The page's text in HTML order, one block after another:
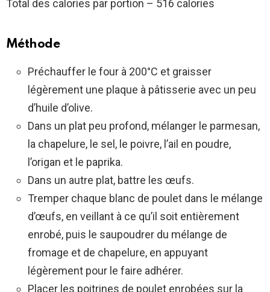
Total des calories par portion – 516 calories
Méthode
Préchauffer le four à 200°C et graisser
légèrement une plaque à pâtisserie avec un peu
d’huile d’olive.
Dans un plat peu profond, mélanger le parmesan,
la chapelure, le sel, le poivre, l’ail en poudre,
l’origan et le paprika.
Dans un autre plat, battre les œufs.
Tremper chaque blanc de poulet dans le mélange
d’œufs, en veillant à ce qu’il soit entièrement
enrobé, puis le saupoudrer du mélange de
fromage et de chapelure, en appuyant
légèrement pour le faire adhérer.
Placer les poitrines de poulet enrobées sur la